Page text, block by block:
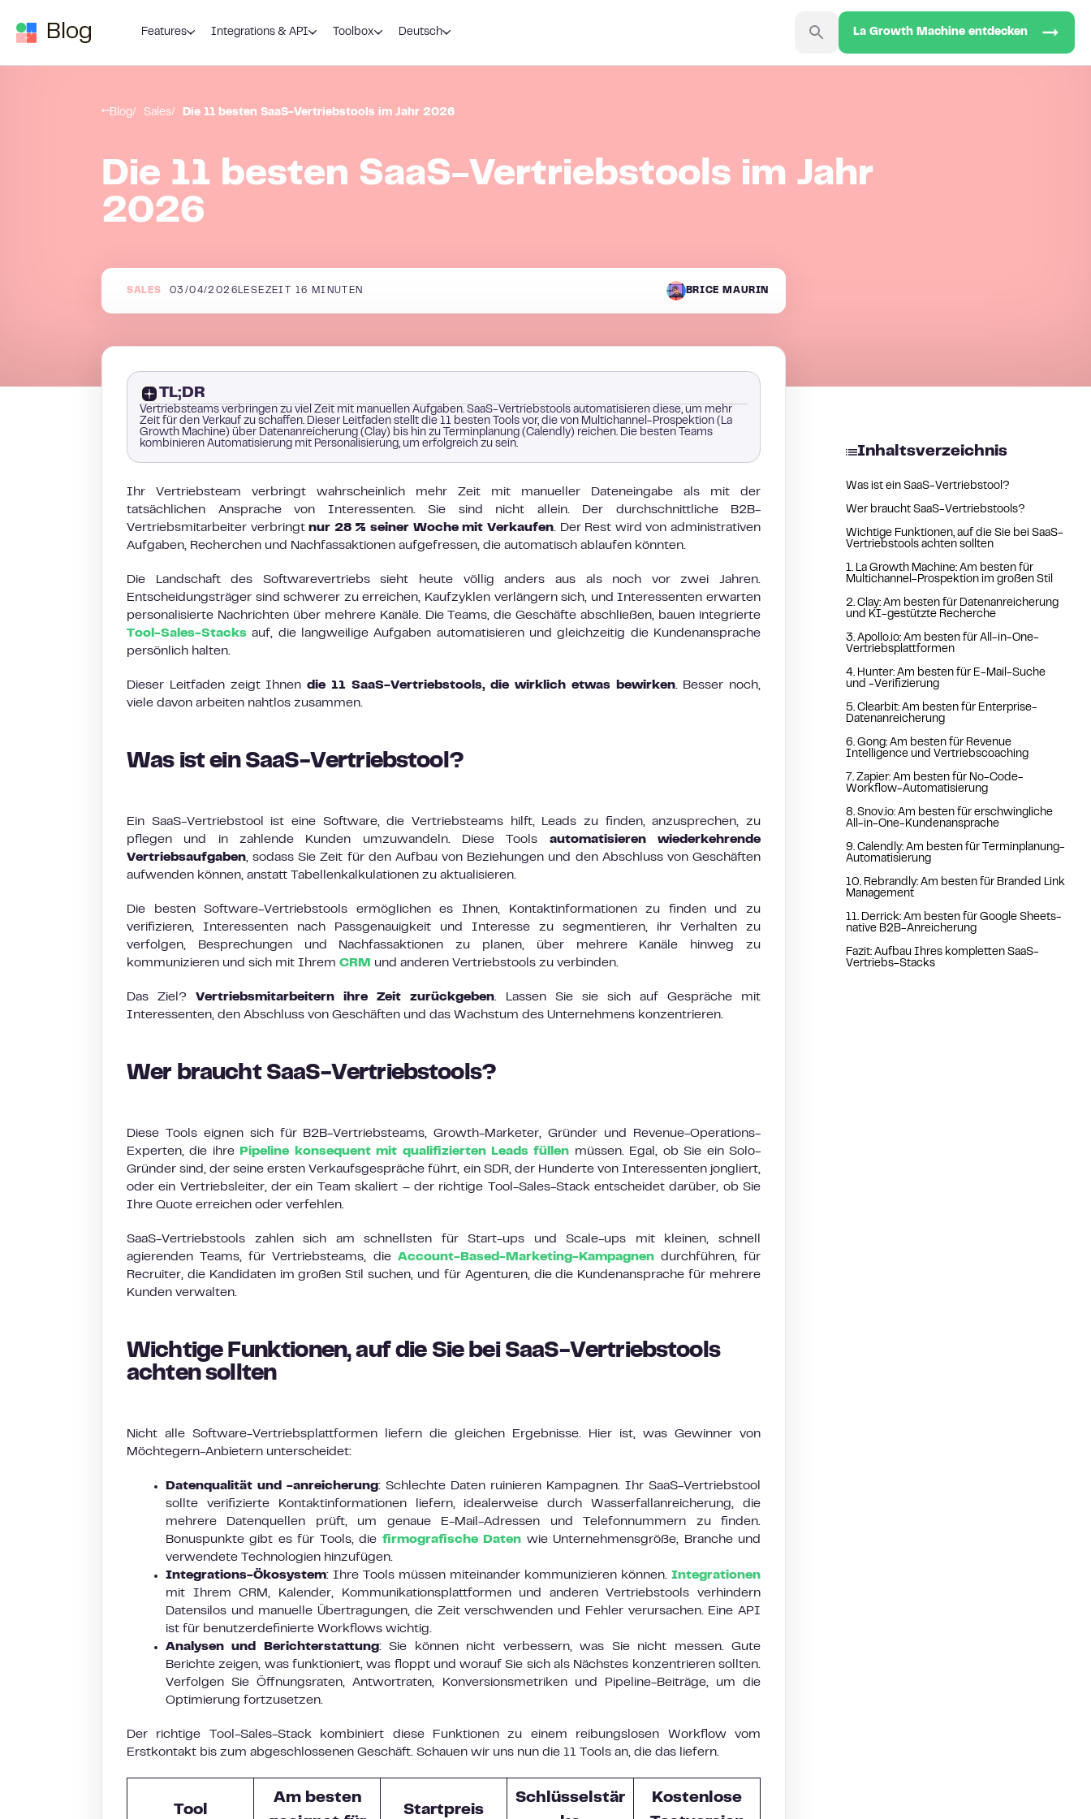
Blog Features Integrations & API Toolbox Deutsch La Growth Machine entdecken
Blog Sales Die 11 besten SaaS-Vertriebstools im Jahr 2026
Die 11 besten SaaS-Vertriebstools im Jahr
2026
SALES 03/04/2026 LESEZEIT 16 MINUTEN BRICE MAURIN
TL;DR
Vertriebsteams verbringen zu viel Zeit mit manuellen Aufgaben. SaaS-Vertriebstools automatisieren diese, um mehr
Zeit für den Verkauf zu schaffen. Dieser Leitfaden stellt die 11 besten Tools vor, die von Multichannel-Prospektion (La
Growth Machine) über Datenanreicherung (Clay) bis hin zu Terminplanung (Calendly) reichen. Die besten Teams
kombinieren Automatisierung mit Personalisierung, um erfolgreich zu sein.
Inhaltsverzeichnis
Was ist ein SaaS-Vertriebstool?
Wer braucht SaaS-Vertriebstools?
Wichtige Funktionen, auf die Sie bei SaaS-
Vertriebstools achten sollten
1. La Growth Machine: Am besten für
Multichannel-Prospektion im großen Stil
2. Clay: Am besten für Datenanreicherung
und KI-gestützte Recherche
3. Apollo.io: Am besten für All-in-One-
Vertriebsplattformen
4. Hunter: Am besten für E-Mail-Suche
und -Verifizierung
5. Clearbit: Am besten für Enterprise-
Datenanreicherung
6. Gong: Am besten für Revenue
Intelligence und Vertriebscoaching
7. Zapier: Am besten für No-Code-
Workflow-Automatisierung
8. Snov.io: Am besten für erschwingliche
All-in-One-Kundenansprache
9. Calendly: Am besten für Terminplanung-
Automatisierung
10. Rebrandly: Am besten für Branded Link
Management
11. Derrick: Am besten für Google Sheets-
native B2B-Anreicherung
Fazit: Aufbau Ihres kompletten SaaS-
Vertriebs-Stacks
Ihr Vertriebsteam verbringt wahrscheinlich mehr Zeit mit manueller Dateneingabe als mit der
tatsächlichen Ansprache von Interessenten. Sie sind nicht allein. Der durchschnittliche B2B-
Vertriebsmitarbeiter verbringtnur 28 % seiner Woche mit Verkaufen. Der Rest wird von administrativen
Aufgaben, Recherchen und Nachfassaktionen aufgefressen, die automatisch ablaufen könnten.
Die Landschaft des Softwarevertriebs sieht heute völlig anders aus als noch vor zwei Jahren.
Entscheidungsträger sind schwerer zu erreichen, Kaufzyklen verlängern sich, und Interessenten erwarten
personalisierte Nachrichten über mehrere Kanäle. Die Teams, die Geschäfte abschließen, bauen integrierte
Tool-Sales-Stacks auf, die langweilige Aufgaben automatisieren und gleichzeitig die Kundenansprache
persönlich halten.
Dieser Leitfaden zeigt Ihnen die 11 SaaS-Vertriebstools, die wirklich etwas bewirken. Besser noch,
viele davon arbeiten nahtlos zusammen.
Was ist ein SaaS-Vertriebstool?
Ein SaaS-Vertriebstool ist eine Software, die Vertriebsteams hilft, Leads zu finden, anzusprechen, zu
pflegen und in zahlende Kunden umzuwandeln. Diese Tools automatisieren wiederkehrende
Vertriebsaufgaben, sodass Sie Zeit für den Aufbau von Beziehungen und den Abschluss von Geschäften
aufwenden können, anstatt Tabellenkalkulationen zu aktualisieren.
Die besten Software-Vertriebstools ermöglichen es Ihnen, Kontaktinformationen zu finden und zu
verifizieren, Interessenten nach Passgenauigkeit und Interesse zu segmentieren, ihr Verhalten zu
verfolgen, Besprechungen und Nachfassaktionen zu planen, über mehrere Kanäle hinweg zu
kommunizieren und sich mit Ihrem CRM und anderen Vertriebstools zu verbinden.
Das Ziel? Vertriebsmitarbeitern ihre Zeit zurückgeben. Lassen Sie sie sich auf Gespräche mit
Interessenten, den Abschluss von Geschäften und das Wachstum des Unternehmens konzentrieren.
Wer braucht SaaS-Vertriebstools?
Diese Tools eignen sich für B2B-Vertriebsteams, Growth-Marketer, Gründer und Revenue-Operations-
Experten, die ihre
Pipeline konsequent mit qualifizierten Leads füllen müssen. Egal, ob Sie ein Solo-
Gründer sind, der seine ersten Verkaufsgespräche führt, ein SDR, der Hunderte von Interessenten jongliert,
oder ein Vertriebsleiter, der ein Team skaliert – der richtige Tool-Sales-Stack entscheidet darüber, ob Sie
Ihre Quote erreichen oder verfehlen.
SaaS-Vertriebstools zahlen sich am schnellsten für Start-ups und Scale-ups mit kleinen, schnell
agierenden Teams, für Vertriebsteams, die Account-Based-Marketing-Kampagnendurchführen, für
Recruiter, die Kandidaten im großen Stil suchen, und für Agenturen, die die Kundenansprache für mehrere
Kunden verwalten.
Wichtige Funktionen, auf die Sie bei SaaS-Vertriebstools
achten sollten
Nicht alle Software-Vertriebsplattformen liefern die gleichen Ergebnisse. Hier ist, was Gewinner von
Möchtegern-Anbietern unterscheidet:
Datenqualität und -anreicherung: Schlechte Daten ruinieren Kampagnen. Ihr SaaS-Vertriebstool
sollte verifizierte Kontaktinformationen liefern, idealerweise durch Wasserfallanreicherung, die
mehrere Datenquellen prüft, um genaue E-Mail-Adressen und Telefonnummern zu finden.
Bonuspunkte gibt es für Tools, die firmografische Daten wie Unternehmensgröße, Branche und
verwendete Technologien hinzufügen.
Integrations-Ökosystem: Ihre Tools müssen miteinander kommunizieren können. Integrationen
mit Ihrem CRM, Kalender, Kommunikationsplattformen und anderen Vertriebstools verhindern
Datensilos und manuelle Übertragungen, die Zeit verschwenden und Fehler verursachen. Eine API
ist für benutzerdefinierte Workflows wichtig.
Analysen und Berichterstattung: Sie können nicht verbessern, was Sie nicht messen. Gute
Berichte zeigen, was funktioniert, was floppt und worauf Sie sich als Nächstes konzentrieren sollten.
Verfolgen Sie Öffnungsraten, Antwortraten, Konversionsmetriken und Pipeline-Beiträge, um die
Optimierung fortzusetzen.
Der richtige Tool-Sales-Stack kombiniert diese Funktionen zu einem reibungslosen Workflow vom
Erstkontakt bis zum abgeschlossenen Geschäft. Schauen wir uns nun die 11 Tools an, die das liefern.
Tool
Am besten
Startpreis
Schlüsselstär
Kostenlose